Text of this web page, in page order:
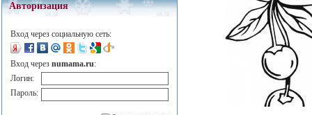
Авторизация
Вход через социальную сеть:
Вход через numama.ru:
Логин:
Пароль: